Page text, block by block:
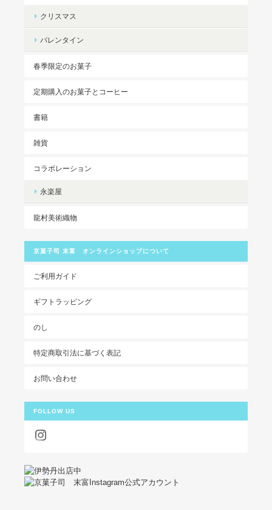
クリスマス
バレンタイン
春季限定のお菓子
定期購入のお菓子とコーヒー
書籍
雑貨
コラボレーション
永楽屋
龍村美術織物
京菓子司 末富 オンラインショップについて
ご利用ガイド
ギフトラッピング
のし
特定商取引法に基づく表記
お問い合わせ
FOLLOW US